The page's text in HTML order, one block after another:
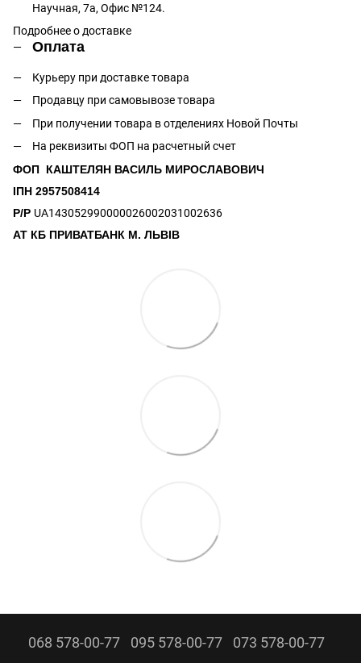
Научная, 7а, Офис №124.
Подробнее о доставке
Оплата
Курьеру при доставке товара
Продавцу при самовывозе товара
При получении товара в отделениях Новой Почты
На реквизиты ФОП на расчетный счет
ФОП КАШТЕЛЯН ВАСИЛЬ МИРОСЛАВОВИЧ
ІПН 2957508414
Р/Р UA143052990000026002031002636
АТ КБ ПРИВАТБАНК М. ЛЬВІВ
068 578-00-77 095 578-00-77 073 578-00-77